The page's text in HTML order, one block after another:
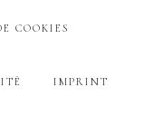
COOKIES
IMPRINT